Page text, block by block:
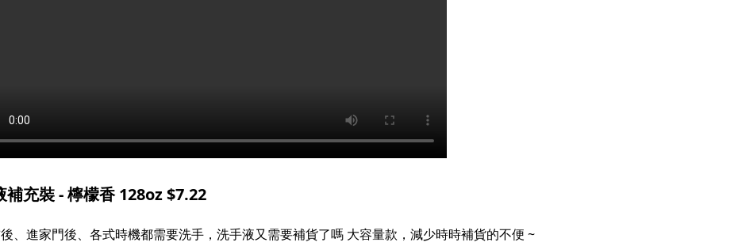
充裝 - 檸檬香 128oz $7.22
、進家門後、各式時機都需要洗手，洗手液又需要補貨了嗎 大容量款，減少時時補貨的不便 ~